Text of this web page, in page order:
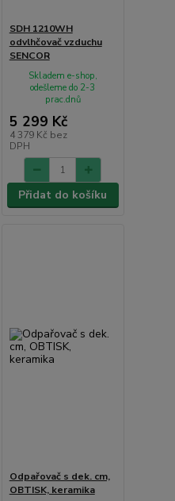
SDH 1210WH
odvlhčovač vzduchu
SENCOR
5 299 Kč
4 379 Kč bez
DPH
Skladem e-shop,
odešleme do 2-3
prac.dnů
Přidat do košíku
Odpařovač s dek. cm,
OBTISK, keramika